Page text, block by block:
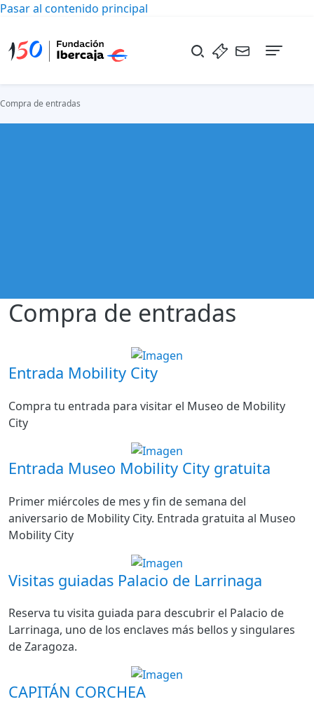
Pasar al contenido principal
Compra de entradas
Compra de entradas
Entrada Mobility City
Compra tu entrada para visitar el Museo de Mobility
City
Entrada Museo Mobility City gratuita
Primer miércoles de mes y fin de semana del
aniversario de Mobility City. Entrada gratuita al Museo
Mobility City
Visitas guiadas Palacio de Larrinaga
Reserva tu visita guiada para descubrir el Palacio de
Larrinaga, uno de los enclaves más bellos y singulares
de Zaragoza.
CAPITÁN CORCHEA